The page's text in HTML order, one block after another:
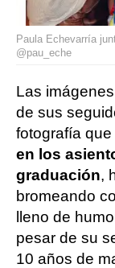
Paula Echevarría
@pau_eche
Las
de sus
fotografía
en los
graduación,
bromeando
lleno de
pesar de su
10 años de